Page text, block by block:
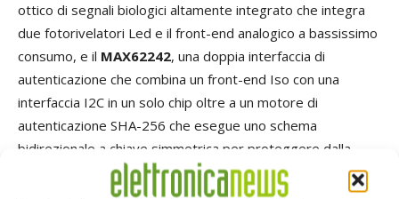
ottico di segnali biologici altamente integrato che integra
due fotorivelatori Led e il front-end analogico a bassissimo
consumo, e il MAX62242, una doppia interfaccia di
autenticazione che combina un front-end Iso con una
interfaccia I2C in un solo chip oltre a un motore di
autenticazione SHA-256 che esegue uno schema
bidirezionale a chiave simmetrica per proteggere dalla
contraffazione e la clonazione.